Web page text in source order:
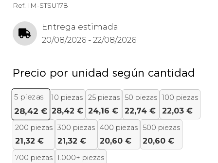
Ref. IM-STSU178
Entrega estimada:
20/08/2026 - 22/08/2026
Precio por unidad según cantidad
5 piezas
28,42 €
10 piezas
28,42 €
25 piezas
24,16 €
50 piezas
22,74 €
100 piezas
22,03 €
200 piezas
21,32 €
300 piezas
21,32 €
400 piezas
20,60 €
500 piezas
20,60 €
700 piezas 1.000+ piezas